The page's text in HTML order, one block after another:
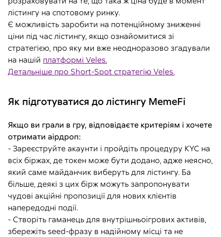
лістингу на спотовому ринку.
Є можливість заробити на потенційному зниженні
ціни під час лістингу, якщо ознайомитися зі
стратегією, про яку ми вже неодноразово згадували
на нашій платформі Veles.
Детальніше про Short-Spot стратегію Veles.
Як підготуватися до лістингу MemeFi
Якщо ви грали в гру, відповідаєте критеріям і хочете
отримати аірдроп:
- Зареєструйте акаунти і пройдіть процедуру KYC на
всіх біржах, де токен може бути додано, адже неясно,
який саме майданчик виберуть для лістингу. Ба
більше, деякі з цих бірж можуть запропонувати
чудові акційні пропозиції для нових клієнтів
напередодні події.
- Створіть гаманець для внутрішньоігрових активів,
збережіть seed-фразу в надійному місці та не